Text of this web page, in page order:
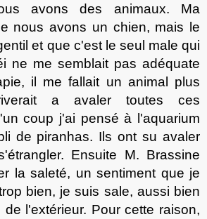
avons des animaux. Ma
nous avons un chien, mais le
et que c'est le seul male qui
ne me semblait pas adéquate
il me fallait un animal plus
a avaler toutes ces
coup j'ai pensé à l'aquarium
de piranhas. Ils ont su avaler
Ensuite M. Brassine
la saleté, un sentiment que je
bien, je suis sale, aussi bien
l'extérieur. Pour cette raison,